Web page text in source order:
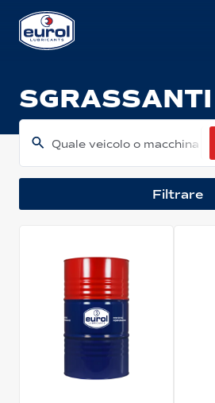
SGRASSANTI
Quale veicolo o macchina
Filtrare